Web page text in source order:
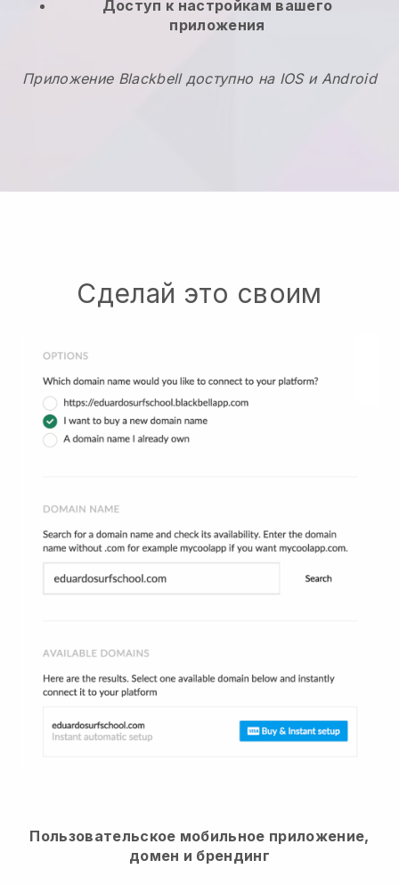
Доступ к настройкам вашего
приложения
Приложение Blackbell доступно на IOS и Android
Сделай это своим
Пользовательское мобильное приложение,
домен и брендинг